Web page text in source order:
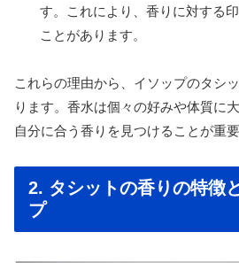
す。これにより、香りに対する
ことがあります。
これらの理由から、イソップのタシ
ります。香水は個々の好みや体質に
自分に合う香りを見つけることが重要
2. タシットの香りの特徴
プ